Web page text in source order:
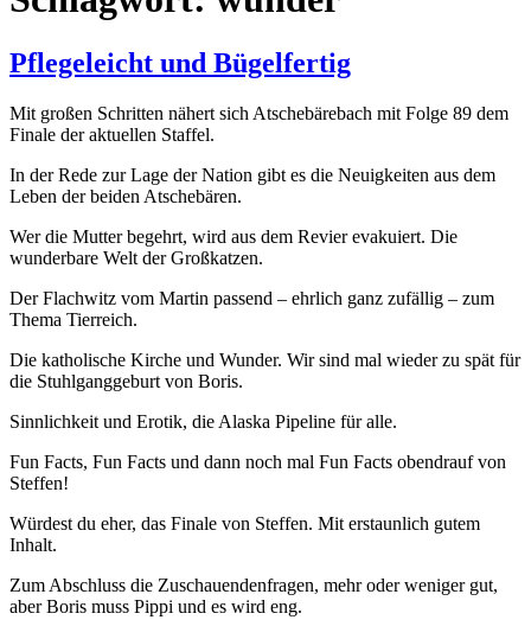
Pflegeleicht und Bügelfertig
Mit großen Schritten nähert sich Atschebärebach mit Folge 89 dem
Finale der aktuellen Staffel.
In der Rede zur Lage der Nation gibt es die Neuigkeiten aus dem
Leben der beiden Atschebären.
Wer die Mutter begehrt, wird aus dem Revier evakuiert. Die
wunderbare Welt der Großkatzen.
Der Flachwitz vom Martin passend – ehrlich ganz zufällig – zum
Thema Tierreich.
Die katholische Kirche und Wunder. Wir sind mal wieder zu spät für
die Stuhlganggeburt von Boris.
Sinnlichkeit und Erotik, die Alaska Pipeline für alle.
Fun Facts, Fun Facts und dann noch mal Fun Facts obendrauf von
Steffen!
Würdest du eher, das Finale von Steffen. Mit erstaunlich gutem
Inhalt.
Zum Abschluss die Zuschauendenfragen, mehr oder weniger gut,
aber Boris muss Pippi und es wird eng.